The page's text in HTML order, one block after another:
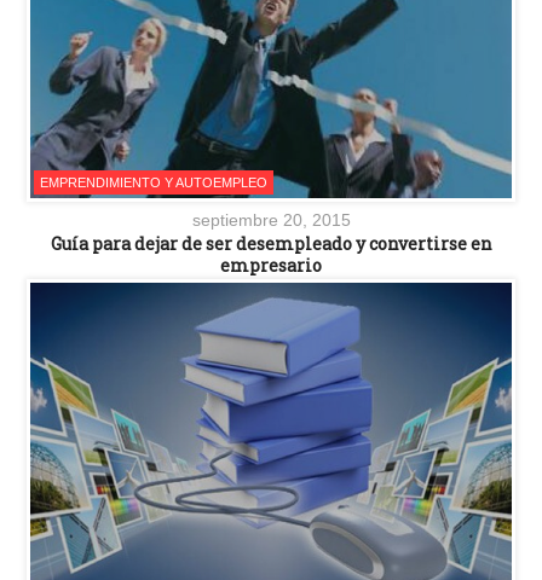
EMPRENDIMIENTO Y AUTOEMPLEO
septiembre 20, 2015
Guía para dejar de ser desempleado y convertirse en
empresario